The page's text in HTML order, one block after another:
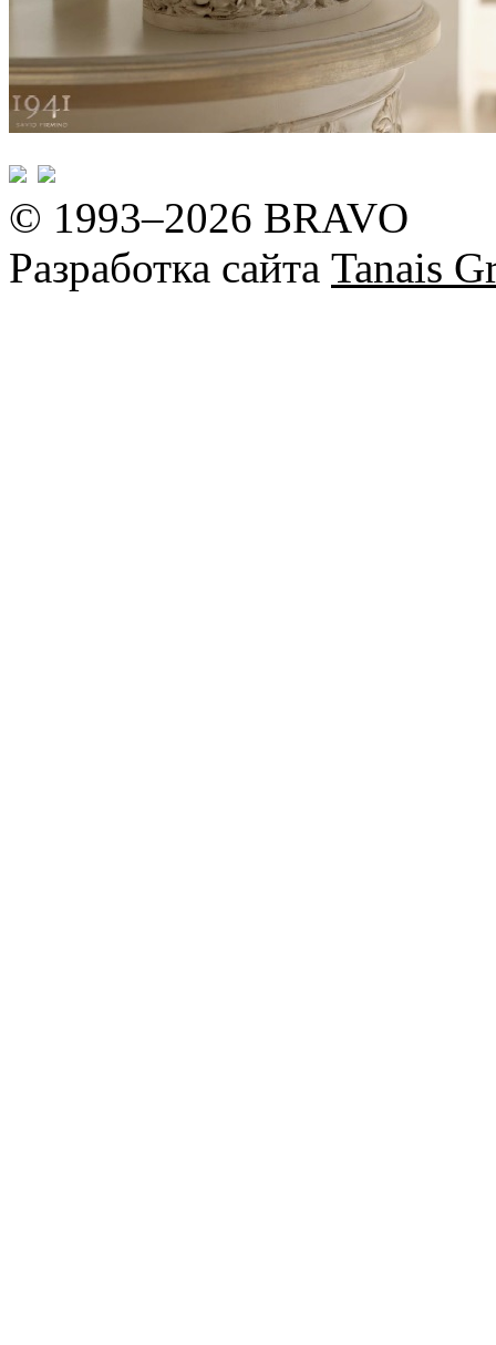
© 1993–2026 BRAVO
Разработка сайта Tanais